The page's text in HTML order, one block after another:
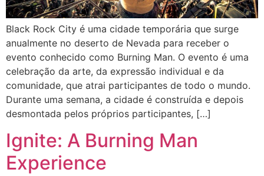
Black Rock City é uma cidade temporária que surge
anualmente no deserto de Nevada para receber o
evento conhecido como Burning Man. O evento é uma
celebração da arte, da expressão individual e da
comunidade, que atrai participantes de todo o mundo.
Durante uma semana, a cidade é construída e depois
desmontada pelos próprios participantes, […]
Ignite: A Burning Man
Experience